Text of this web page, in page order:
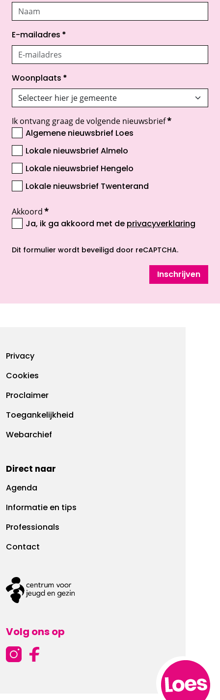
E-mailadres *
Woonplaats *
Ik ontvang graag de volgende nieuwsbrief*
Algemene nieuwsbrief Loes
Lokale nieuwsbrief Almelo
Lokale nieuwsbrief Hengelo
Lokale nieuwsbrief Twenterand
Akkoord*
Ja, ik ga akkoord met de privacyverklaring
Dit formulier wordt beveiligd door reCAPTCHA.
Inschrijven
Footermenu
Privacy
Cookies
Proclaimer
Toegankelijkheid
Webarchief
Direct naar
Agenda
Informatie en tips
Professionals
Contact
Volg ons op